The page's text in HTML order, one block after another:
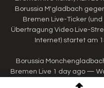
Borussia M'gladbach
Bremen Live-Ticker (und
Übertragung Video Live-
Internet) startet am
Borussia
Bremen Live 1 day ago —
Monchengladbach vs